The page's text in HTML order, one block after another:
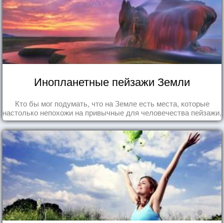
Инопланетные пейзажи Земли
Кто бы мог подумать, что на Земле есть места, которые
настолько непохожи на привычные для человечества пейзажи,
что кажутся и вовсе инопланетными!